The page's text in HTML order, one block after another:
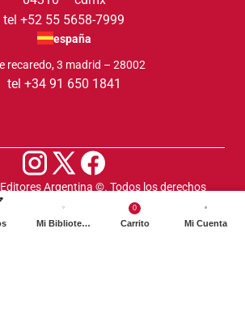
tel +52 55 5658-7999
españa
recaredo, 3 madrid – 28002
tel +34 91 650 1841
Argentina ©️. Todos los derechos
reservados
Mi Biblioteca
0
Carrito Mi Cuenta